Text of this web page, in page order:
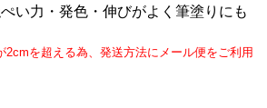
い力・発色・伸びがよく筆塗りにも
2cmを超える為、発送方法にメール便をご利用